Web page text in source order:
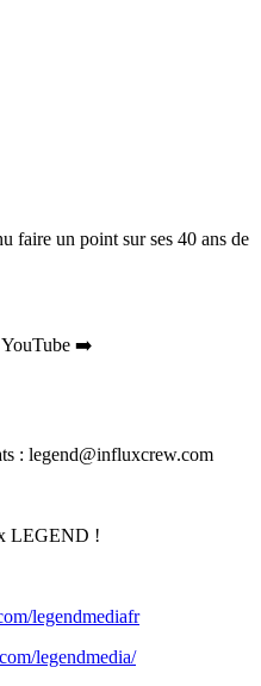
faire un point sur ses 40 ans de
YouTube ➡️
: legend@influxcrew.com
LEGEND !
legendmediafr
legendmedia/